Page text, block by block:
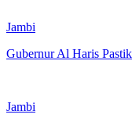
Jambi
Gubernur Al Haris
Jambi